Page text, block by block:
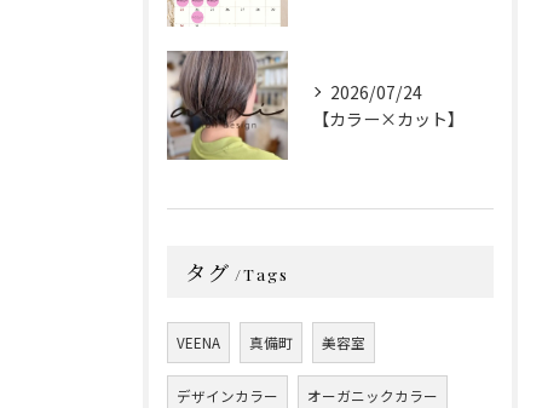
2026/07/24
【カラー×カット】
タグ Tags
VEENA 真備町 美容室
デザインカラー オーガニックカラー